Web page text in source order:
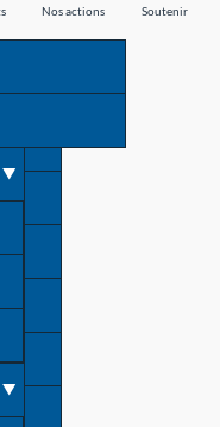
Nos actions Soutenir